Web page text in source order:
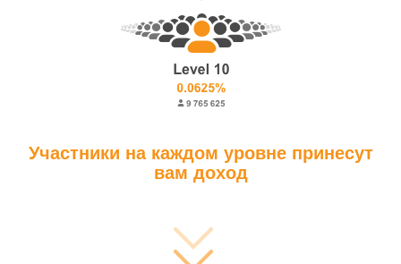
Участники на каждом уровне принесут
вам доход